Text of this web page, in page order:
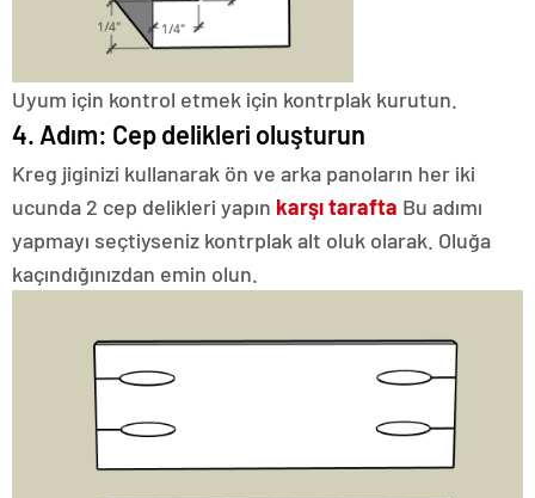
Uyum için kontrol etmek için kontrplak kurutun.
4. Adım: Cep delikleri oluşturun
Kreg jiginizi kullanarak ön ve arka panoların her iki
ucunda 2 cep delikleri yapın karşı tarafta Bu adımı
yapmayı seçtiyseniz kontrplak alt oluk olarak. Oluğa
kaçındığınızdan emin olun.